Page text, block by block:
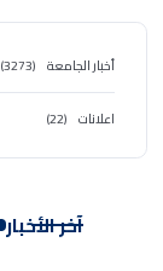
أخبار الجامعة (3273)
اعلانات (22)
آخر الأخبار